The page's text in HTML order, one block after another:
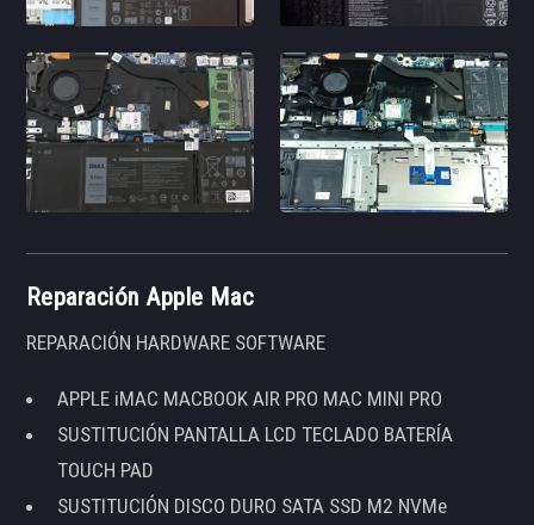
Reparación Apple Mac
REPARACIÓN HARDWARE SOFTWARE
APPLE iMAC MACBOOK AIR PRO MAC MINI PRO
SUSTITUCIÓN PANTALLA LCD TECLADO BATERÍA
TOUCH PAD
SUSTITUCIÓN DISCO DURO SATA SSD M2 NVMe